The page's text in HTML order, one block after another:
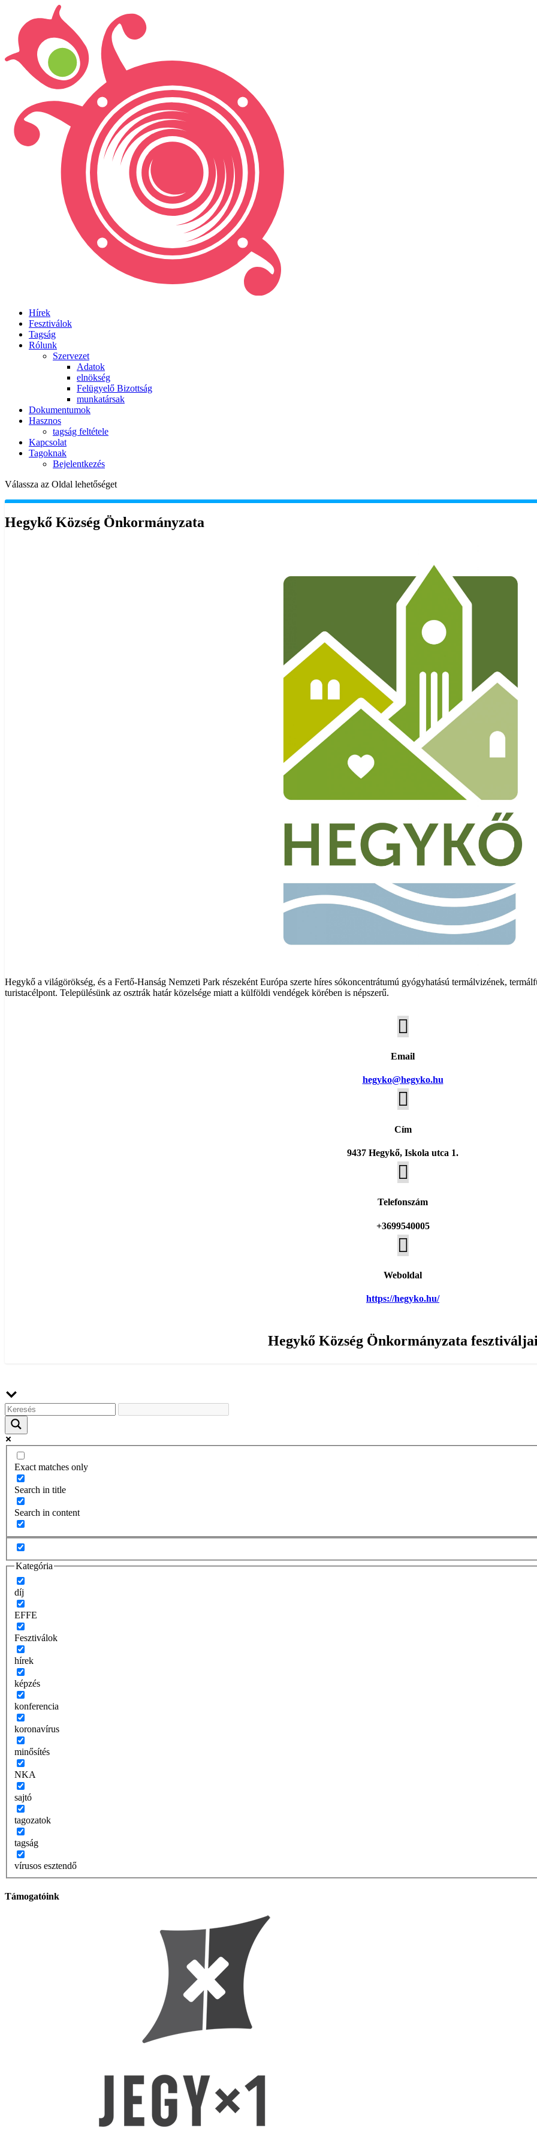
Hírek
Fesztiválok
Tagság
Rólunk
Szervezet
Adatok
elnökség
Felügyelő Bizottság
munkatársak
Dokumentumok
Hasznos
tagság feltétele
Kapcsolat
Tagoknak
Bejelentkezés
Válassza az Oldal lehetőséget
Hegykő Község Önkormányzata
Hegykő a világörökség, és a Fertő-Hanság Nemzeti Park részeként Európa szerte híres sókoncentrátumú gyógyhatású termálvizének,
turistacélpont. Településünk az osztrák határ közelsége miatt a külföldi vendégek körében is népszerű.

Email
hegyko@hegyko.hu

Cím
9437 Hegykő, Iskola utca 1.

Telefonszám
+3699540005

Weboldal
https://hegyko.hu/
Hegykő Község Önkormányzata
Exact matches only
Search in title
Search in content
Kategória
díj
EFFE
Fesztiválok
hírek
képzés
konferencia
koronavírus
minősítés
NKA
sajtó
tagozatok
tagság
vírusos esztendő
Támogatóink